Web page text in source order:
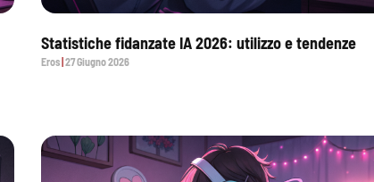
Statistiche fidanzate IA 2026: utilizzo e tendenze
Eros 27 Giugno 2026